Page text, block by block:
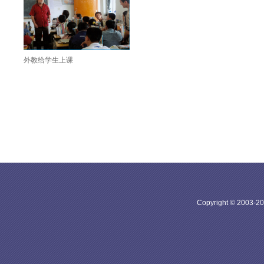
外教给学生上课
Copyright © 2003-